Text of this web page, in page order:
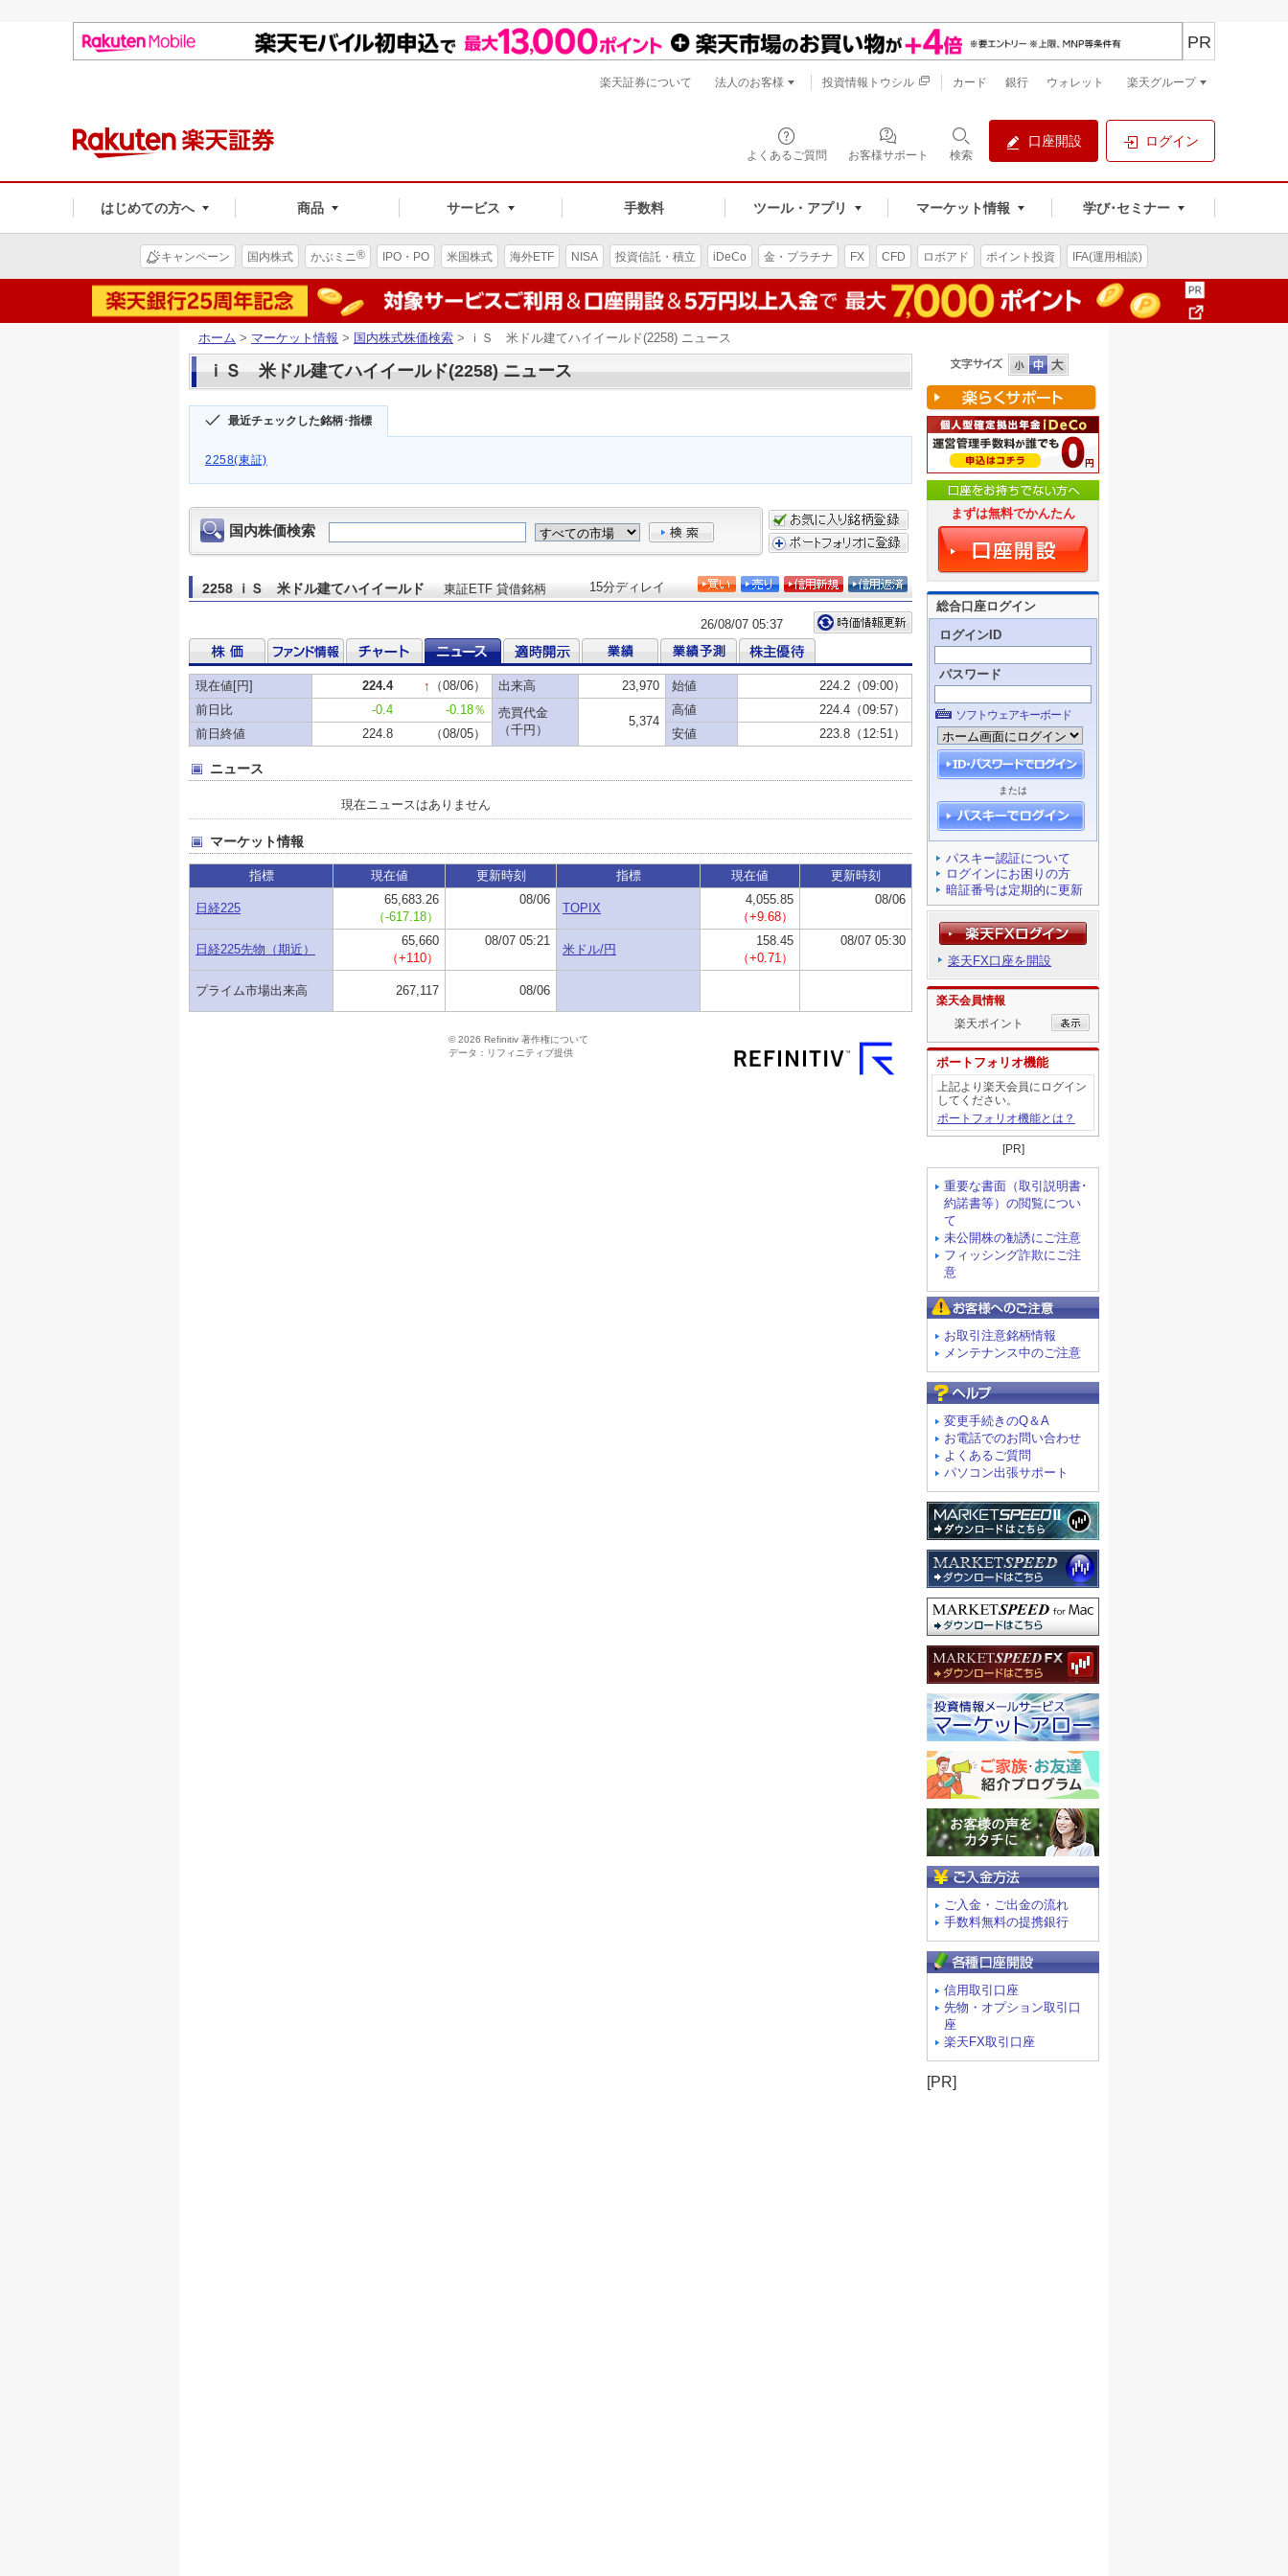
よくあるご質問 お客様サポート 検索
口座開設 ログイン
はじめての方へ 商品 サービス 手数料 ツール・アプリ マーケット情報 学び･セミナー
PR
楽天証券について 法人のお客様 投資情報トウシル カード 銀行 ウォレット 楽天グループ
キャンペーン 国内株式 かぶミニ® IPO・PO 米国株式 海外ETF NISA 投資信託・積立 iDeCo 金・プラチナ FX CFD ロボアド ポイント投資 IFA(運用相談)
ホーム > マーケット情報 > 国内株式株価検索 > ｉＳ 米ドル建てハイイールド(2258) ニュース
ｉＳ 米ドル建てハイイールド(2258) ニュース
最近チェックした銘柄･指標
2258(東証)
まずは無料でかんたん
総合口座ログイン
ログインID
パスワード
ソフトウェアキーボード
または
パスキー認証について
ログインにお困りの方
暗証番号は定期的に更新
楽天FX口座を開設
楽天会員情報
楽天ポイント
ポートフォリオ機能
上記より楽天会員にログイン
してください。
ポートフォリオ機能とは？
[PR]
重要な書面（取引説明書･
約諾書等）の閲覧につい
て
未公開株の勧誘にご注意
フィッシング詐欺にご注
意
お取引注意銘柄情報
メンテナンス中のご注意
変更手続きのQ＆A
お電話でのお問い合わせ
よくあるご質問
パソコン出張サポート
ご入金・ご出金の流れ
手数料無料の提携銀行
信用取引口座
先物・オプション取引口
座
楽天FX取引口座
[PR]